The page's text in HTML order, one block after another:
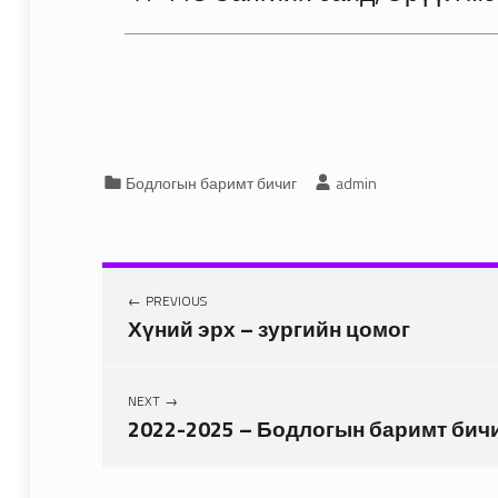
Categorized in:
Бодлогын баримт бичиг Written by:
admin
PREVIOUS
Хүний эрх – зургийн цомог
NEXT
2022-2025 – Бодлогын баримт